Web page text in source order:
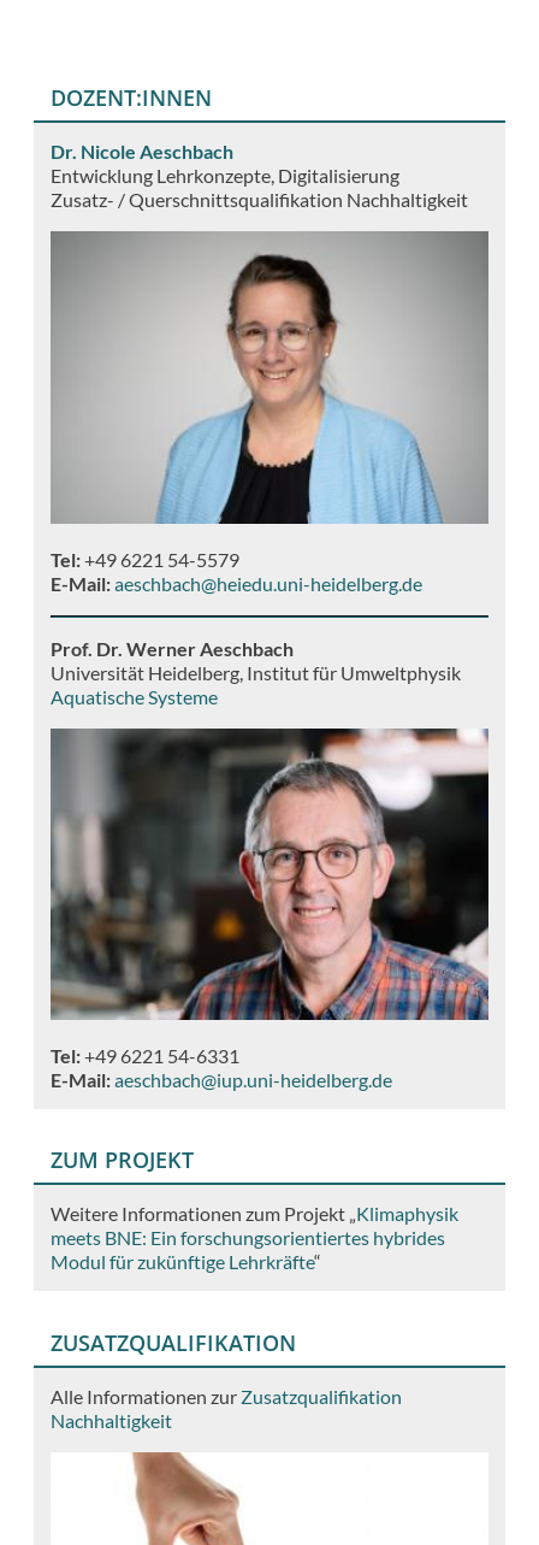
DOZENT:INNEN
Dr. Nicole Aeschbach
Entwicklung Lehrkonzepte, Digitalisierung
Zusatz- / Querschnittsqualifikation Nachhaltigkeit
Tel:+49 6221 54-5579
E-Mail:aeschbach@heiedu.uni-heidelberg.de
Prof. Dr. Werner Aeschbach
Universität Heidelberg, Institut für Umweltphysik
Aquatische Systeme
Tel:+49 6221 54-6331
E-Mail:aeschbach@iup.uni-heidelberg.de
ZUM PROJEKT
Weitere Informationen zum Projekt „Klimaphysik
meets BNE: Ein forschungsorientiertes hybrides
Modul für zukünftige Lehrkräfte“
ZUSATZQUALIFIKATION
Alle Informationen zur Zusatzqualifikation
Nachhaltigkeit